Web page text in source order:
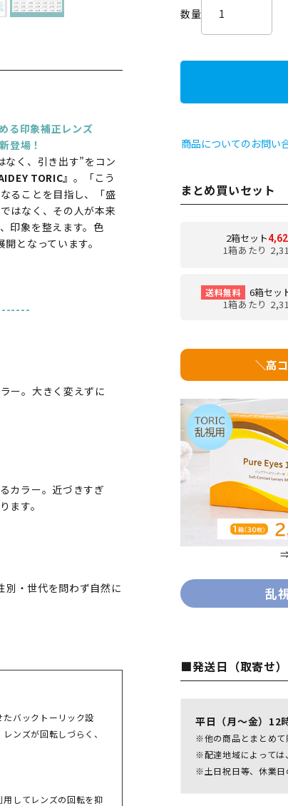
商品についてのお問い
まとめ買いセット
2箱セット
1箱あたり
送料無料 6箱セッ
1箱あたり
＼高
乱
■発送日（取寄せ
平日（月～金）12
※他の商品とまとめて
※配達地域によっては
※土日祝日等、休業日
る印象補正レンズ
登場！
なく、引き出す”をコン
TORIC』。「こう
ることを目指し、「盛
はなく、その人が本来
印象を整えます。色
となっています。
ー。大きく変えずに
カラー。近づきすぎ
ます。
別・世代を問わず自然に
バックトーリック設
ンズが回転しづらく、
してレンズの回転を抑